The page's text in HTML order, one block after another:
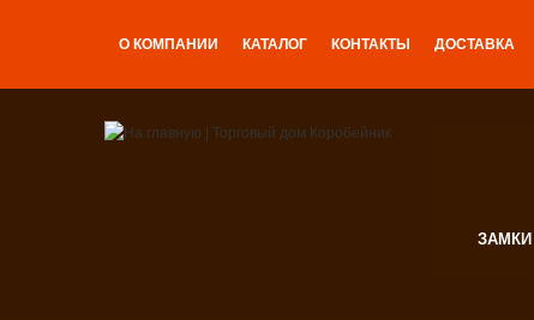
О КОМПАНИИ КАТАЛОГ КОНТАКТЫ ДОСТАВКА
ЗАМКИ